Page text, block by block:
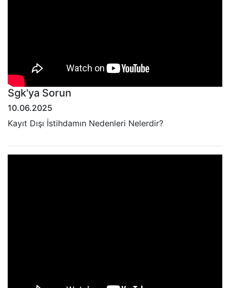
Sgk'ya Sorun
10.06.2025
Kayıt Dışı İstihdamın Nedenleri Nelerdir?